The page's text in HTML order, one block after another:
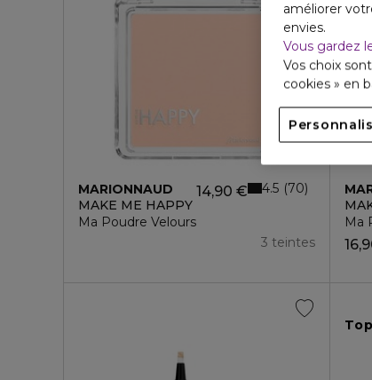
MARIONNAUD
MAKE ME HAPPY
Ma Poudre Velours
14,90 €
3 teintes
4.5 70
Ma
améliorer
envies.
Vous gardez
Vos choix
cookies » en